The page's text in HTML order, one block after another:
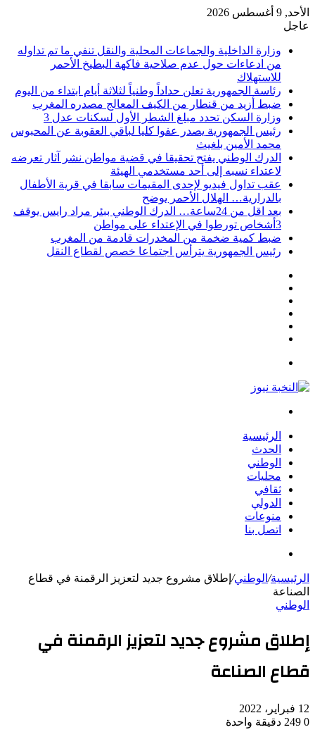
الأحد, 9 أغسطس 2026
عاجل
وزارة الداخلية والجماعات المحلية والنقل تنفي ما تم تداوله
من ادعاءات حول عدم صلاحية فاكهة البطيخ الأحمر
للاستهلاك
رئاسة الجمهورية تعلن حداداً وطنياً لثلاثة أيام ابتداء من اليوم
ضبط أزيد من قنطار من الكيف المعالج مصدره المغرب
وزارة السكن تحدد مبلغ الشطر الأول لسكنات عدل 3
رئيس الجمهورية يصدر عفوا كليا لباقي العقوبة عن المحبوس
محمد الأمين بلغيث
الدرك الوطني يفتح تحقيقا في قضية مواطن نشر آثار تعرضه
لاعتداء نسبه إلى أحد مستخدمي الهيئة
عقب تداول فيديو لإحدى المقيمات سابقا في قرية الأطفال
بالدرارية… الهلال الأحمر يوضح
بعد اقل من 24ساعة… الدرك الوطني ببئر مراد رايس يوقف
3أشخاص تورطوا في الإعتداء على مواطن
ضبط كمية ضخمة من المخدرات قادمة من المغرب
رئيس الجمهورية يترأس اجتماعا خصص لقطاع النقل
الرئيسية
الحدث
الوطني
محليات
ثقافي
الدولي
منوعات
اتصل بنا
الرئيسية/ الوطني/ إطلاق مشروع جديد لتعزيز الرقمنة في قطاع
الصناعة
الوطني
إطلاق مشروع جديد لتعزيز الرقمنة في
قطاع الصناعة
12 فبراير، 2022
0
دقيقة واحدة